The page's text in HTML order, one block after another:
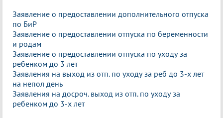
Заявление о предоставлении дополнительного отпуска
по БиР
Заявление о предоставлении отпуска по беременности
и родам
Заявление о предоставлении отпуска по уходу за
ребенком до 3 лет
Заявления на выход из отп. по уходу за реб до 3-х лет
на непол день
Заявления на досроч. выход из отп. по уходу за
ребенком до 3-х лет